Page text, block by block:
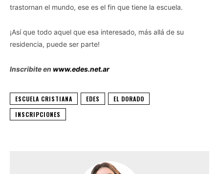
trastornan el mundo, ese es el fin que tiene la escuela.
¡Así que todo aquel que esa interesado, más allá de su
residencia, puede ser parte!
Inscribite en www.edes.net.ar
ESCUELA CRISTIANA EDES
EL DORADO
INSCRIPCIONES